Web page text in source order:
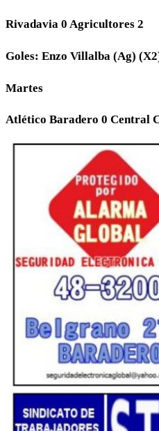
Rivadavia 0 Agricultores 2
Goles: Enzo Villalba (Ag)
Martes
Atlético Baradero 0 Central